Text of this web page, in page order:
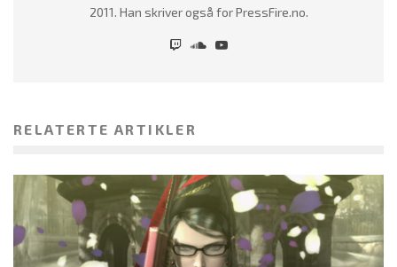
2011. Han skriver også for PressFire.no.
RELATERTE ARTIKLER